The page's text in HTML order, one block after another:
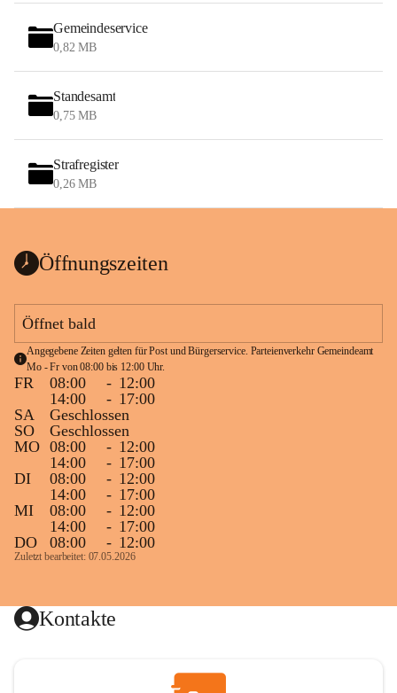
Gemeindeservice
0,82 MB
Standesamt
0,75 MB
Strafregister
0,26 MB
Öffnungszeiten
Öffnet bald
Angegebene Zeiten gelten für Post und Bürgerservice. Parteienverkehr Gemeindeamt
Mo - Fr von 08:00 bis 12:00 Uhr.
FR 08:00 - 12:00
14:00
- 17:00
SA
Geschlossen
SO
Geschlossen
MO 08:00 - 12:00
14:00
- 17:00
DI
08:00 - 12:00
14:00
- 17:00
MI
08:00 - 12:00
14:00
- 17:00
DO
08:00 - 12:00
Zuletzt bearbeitet: 07.05.2026
Kontakte